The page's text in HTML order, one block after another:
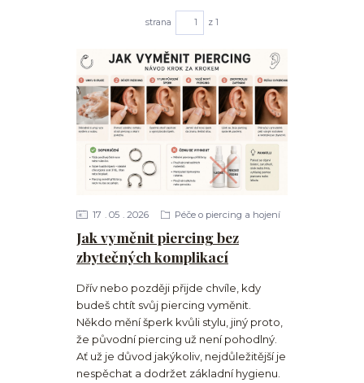
strana z 1
Jak vyměnit piercing bez
zbytečných komplikací
17 05 2026 Péče o piercing a hojení
Dřív nebo později přijde chvíle, kdy
budeš chtít svůj piercing vyměnit.
Někdo mění šperk kvůli stylu, jiný proto,
že původní piercing už není pohodlný.
Ať už je důvod jakýkoliv, nejdůležitější je
nespěchat a dodržet základní hygienu.